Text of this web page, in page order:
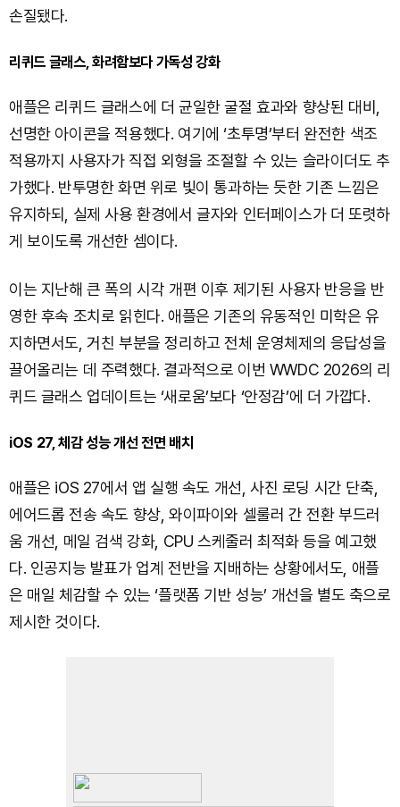
손질됐다.
리퀴드 글래스, 화려함보다 가독성 강화
애플은 리퀴드 글래스에 더 균일한 굴절 효과와 향상된 대비,
선명한 아이콘을 적용했다. 여기에 ‘초투명’부터 완전한 색조
적용까지 사용자가 직접 외형을 조절할 수 있는 슬라이더도 추
가했다. 반투명한 화면 위로 빛이 통과하는 듯한 기존 느낌은
유지하되, 실제 사용 환경에서 글자와 인터페이스가 더 또렷하
게 보이도록 개선한 셈이다.
이는 지난해 큰 폭의 시각 개편 이후 제기된 사용자 반응을 반
영한 후속 조치로 읽힌다. 애플은 기존의 유동적인 미학은 유
지하면서도, 거친 부분을 정리하고 전체 운영체제의 응답성을
끌어올리는 데 주력했다. 결과적으로 이번 WWDC 2026의 리
퀴드 글래스 업데이트는 ‘새로움’보다 ‘안정감’에 더 가깝다.
iOS 27, 체감 성능 개선 전면 배치
애플은 iOS 27에서 앱 실행 속도 개선, 사진 로딩 시간 단축,
에어드롭 전송 속도 향상, 와이파이와 셀룰러 간 전환 부드러
움 개선, 메일 검색 강화, CPU 스케줄러 최적화 등을 예고했
다. 인공지능 발표가 업계 전반을 지배하는 상황에서도, 애플
은 매일 체감할 수 있는 ‘플랫폼 기반 성능’ 개선을 별도 축으로
제시한 것이다.